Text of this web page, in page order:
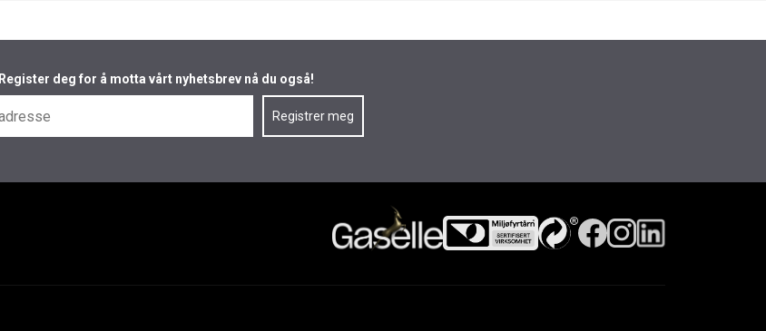
Register deg for å motta vårt nyhetsbrev nå du også!